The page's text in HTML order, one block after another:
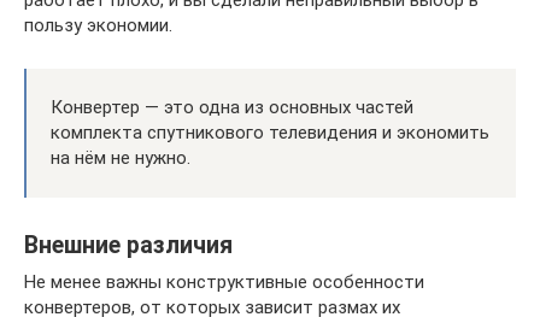
пользу экономии.
Конвертер — это одна из основных частей
комплекта спутникового телевидения и экономить
на нём не нужно.
Внешние различия
Не менее важны конструктивные особенности
конвертеров, от которых зависит размах их